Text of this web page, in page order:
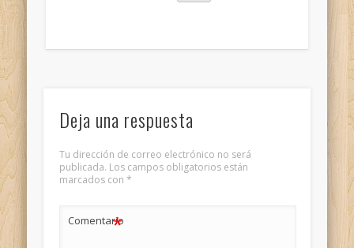
Deja una respuesta
Tu dirección de correo electrónico no será
publicada. Los campos obligatorios están
marcados con *
Comentario
*